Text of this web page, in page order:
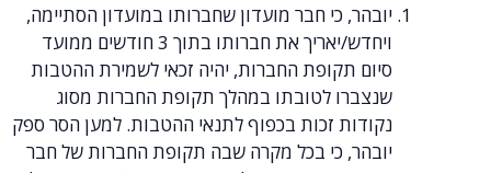
יובהר, כי חבר מועדון שחברותו במועדון הסתיימה,
ויחדש/יאריך את חברותו בתוך 3 חודשים ממועד
סיום תקופת החברות, יהיה זכאי לשמירת ההטבות
שנצברו לטובתו במהלך תקופת החברות מסוג
נקודות זכות בכפוף לתנאי ההטבות. למען הסר ספק
יובהר, כי בכל מקרה שבה תקופת החברות של חבר